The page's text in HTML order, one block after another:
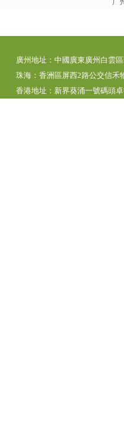
廣州地址：中國廣東廣州白雲
珠海：香洲區屏西2路公交信禾
香港地址：新界葵涌一號碼頭